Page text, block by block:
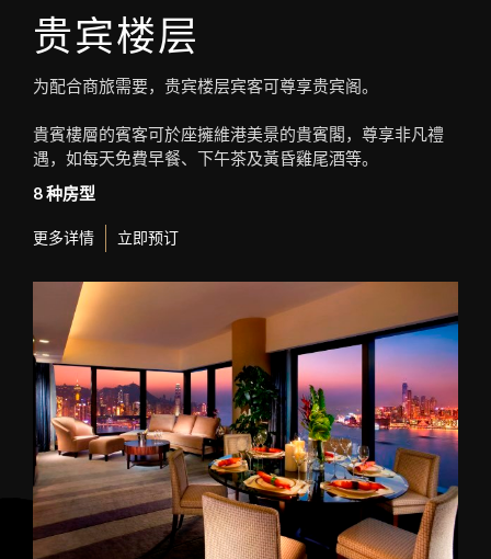
贵宾楼层
为配合商旅需要，贵宾楼层宾客可尊享贵宾阁。
貴賓樓層的賓客可於座擁維港美景的貴賓閣，尊享非凡禮
遇，如每天免費早餐、下午茶及黃昏雞尾酒等。
8 种房型
更多详情 立即预订